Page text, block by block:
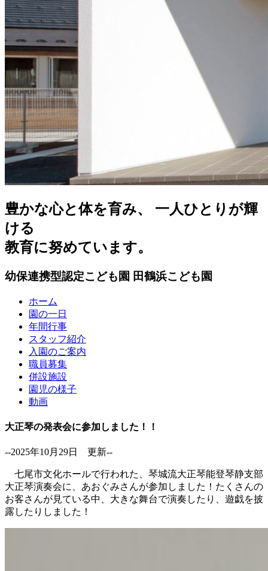
豊かな心と体を育み、 一人ひとりが輝
ける
教育に努めています。
幼保連携型認定こども園 田鶴浜こども園
ホーム
園の一日
年間行事
スタッフ紹介
入園のご案内
職員募集
併設施設
園児の様子
動画
大正琴の発表会に参加しました！！
--2025年10月29日 更新--
七尾市文化ホールで行われた、琴城流大正琴能登琴静支部
大正琴演奏会に、あおぐみさんが参加しました！たくさんの
お客さんが見ている中、大きな舞台で演奏したり、遊戯を披
露したりしました！